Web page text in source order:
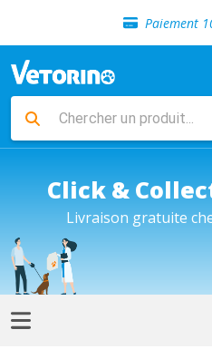
Paiement
Livraison gratuite
Sélection de
Livraison gratuite
Retour
Click &
Livraison gratuite